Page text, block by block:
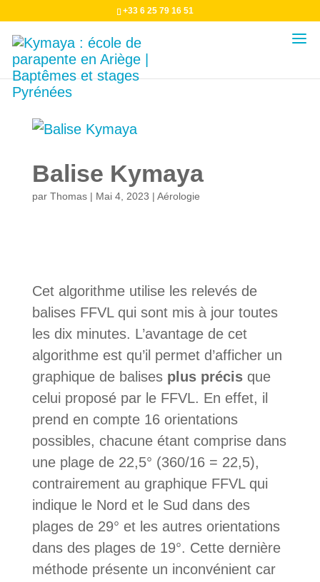
+33 6 25 79 16 51
Balise Kymaya
par Thomas| Mai 4, 2023 | Aérologie
Cet algorithme utilise les relevés de
balises FFVL qui sont mis à jour toutes
les dix minutes. L’avantage de cet
algorithme est qu’il permet d’afficher un
graphique de balises plus précisque
celui proposé par le FFVL. En effet, il
prend en compte 16 orientations
possibles, chacune étant comprise dans
une plage de 22,5° (360/16 = 22,5),
contrairement au graphique FFVL qui
indique le Nord et le Sud dans des
plages de 29° et les autres orientations
dans des plages de 19°. Cette dernière
méthode présente un inconvénient car